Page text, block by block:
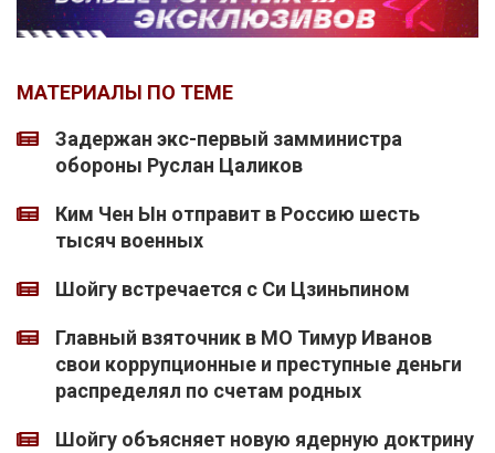
МАТЕРИАЛЫ ПО ТЕМЕ
Задержан экс-первый замминистра
обороны Руслан Цаликов
Ким Чен Ын отправит в Россию шесть
тысяч военных
Шойгу встречается с Си Цзиньпином
Главный взяточник в МО Тимур Иванов
свои коррупционные и преступные деньги
распределял по счетам родных
Шойгу объясняет новую ядерную доктрину